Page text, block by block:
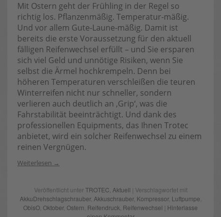
Mit Ostern geht der Frühling in der Regel so
richtig los. Pflanzenmäßig. Temperatur-mäßig.
Und vor allem Gute-Laune-mäßig. Damit ist
bereits die erste Voraussetzung für den aktuell
fälligen Reifenwechsel erfüllt – und Sie ersparen
sich viel Geld und unnötige Risiken, wenn Sie
selbst die Ärmel hochkrempeln. Denn bei
höheren Temperaturen verschleißen die teuren
Winterreifen nicht nur schneller, sondern
verlieren auch deutlich an ‚Grip‘, was die
Fahrstabilität beeinträchtigt. Und dank des
professionellen Equipments, das Ihnen Trotec
anbietet, wird ein solcher Reifenwechsel zu einem
reinen Vergnügen.
Weiterlesen
Veröffentlicht unterTROTEC Aktuell | Verschlagwortet mit
AkkuDrehschlagschrauber, Akkuschrauber, Kompressor, Luftpumpe
ObisO Oktober, Ostern Reifendruck Reifenwechsel | Hinterlasse